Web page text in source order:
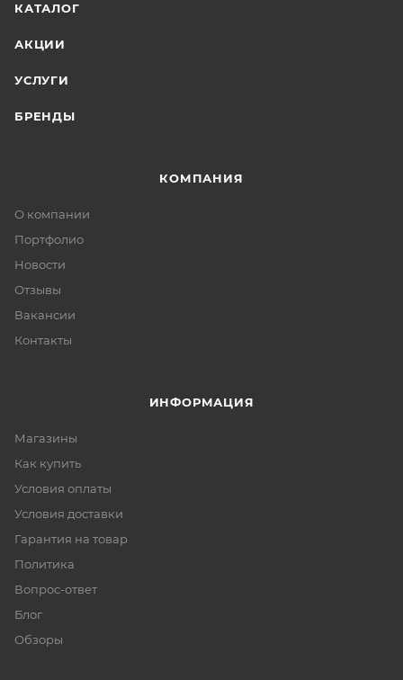
КАТАЛОГ
АКЦИИ
УСЛУГИ
БРЕНДЫ
КОМПАНИЯ
О компании
Портфолио
Новости
Отзывы
Вакансии
Контакты
ИНФОРМАЦИЯ
Магазины
Как купить
Условия оплаты
Условия доставки
Гарантия на товар
Политика
Вопрос-ответ
Блог
Обзоры